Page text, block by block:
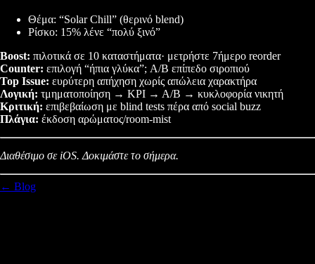
Θέμα: “Solar Chill” (θερινό blend)
Ρίσκο: 15% λένε “πολύ ξινό”
Boost: πιλοτικά σε 10 καταστήματα· μετρήστε 7ήμερο reorder
Counter: επιλογή “ήπια γλύκα”; A/B επίπεδο σιροπιού
Top Issue: ευρύτερη απήχηση χωρίς απώλεια χαρακτήρα
Λογική: τμηματοποίηση → KPI → A/B → κυκλοφορία νικητή
Κριτική: επιβεβαίωση με blind tests πέρα από social buzz
Πλάγια: έκδοση αρώματος/room-mist
Διαθέσιμο σε iOS. Δοκιμάστε το σήμερα.
← Blog